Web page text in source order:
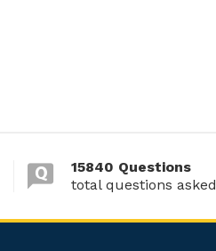
15840 Questions
total questions asked